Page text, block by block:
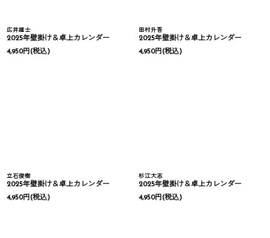
広井雄士
2025年壁掛け＆卓上カレンダー
4,950円(税込)
田村升吾
2025年壁掛け＆卓上カレンダー
4,950円(税込)
立石俊樹
2025年壁掛け＆卓上カレンダー
4,950円(税込)
杉江大志
2025年壁掛け＆卓上カレンダー
4,950円(税込)